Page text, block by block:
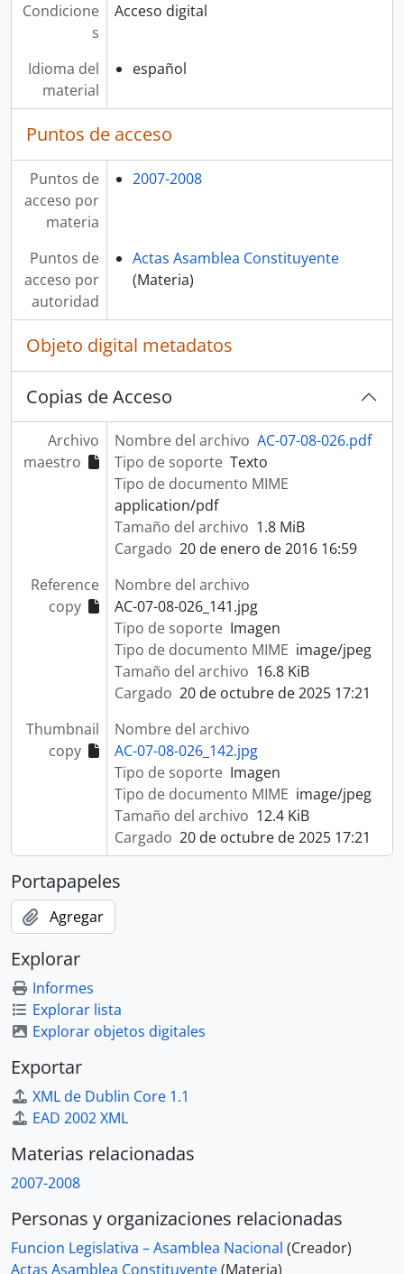
Condicione
s
Acceso digital
Idioma del
material
español
Puntos de acceso
Puntos de
acceso por
materia
2007-2008
Puntos de
acceso por
autoridad
Actas Asamblea Constituyente
(Materia)
Objeto digital metadatos
Copias de Acceso
Archivo
maestro
Nombre del archivo AC-07-08-026.pdf
Tipo de soporte Texto
Tipo de documento MIME
application/pdf
Tamaño del archivo 1.8 MiB
Cargado 20 de enero de 2016 16:59
Reference
copy
Nombre del archivo
AC-07-08-026_141.jpg
Tipo de soporte Imagen
Tipo de documento MIME image/jpeg
Tamaño del archivo 16.8 KiB
Cargado 20 de octubre de 2025 17:21
Thumbnail
copy
Nombre del archivo
AC-07-08-026_142.jpg
Tipo de soporte Imagen
Tipo de documento MIME image/jpeg
Tamaño del archivo 12.4 KiB
Cargado 20 de octubre de 2025 17:21
Portapapeles
Agregar
Explorar
Informes
Explorar lista
Explorar objetos digitales
Exportar
XML de Dublin Core 1.1
EAD 2002 XML
Materias relacionadas
2007-2008
Personas y organizaciones relacionadas
Funcion Legislativa – Asamblea Nacional (Creador)
Actas Asamblea Constituyente(Materia)